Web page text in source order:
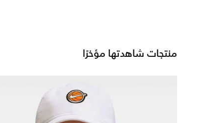
منتجات شاهدتها مؤخرًا